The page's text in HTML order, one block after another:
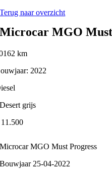
Terug naar overzicht
Microcar MGO Must
km
2022
Desert grijs
Microcar MGO Must Progress
Bouwjaar 25-04-2022